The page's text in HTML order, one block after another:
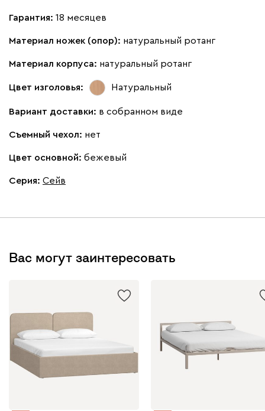
Гарантия: 18 месяцев
Материал ножек (опор): натуральный ротанг
Материал корпуса: натуральный ротанг
Цвет изголовья: Натуральный
Вариант доставки: в собранном виде
Съемный чехол: нет
Цвет основной: бежевый
Серия: Сейв
Вас могут заинтересовать